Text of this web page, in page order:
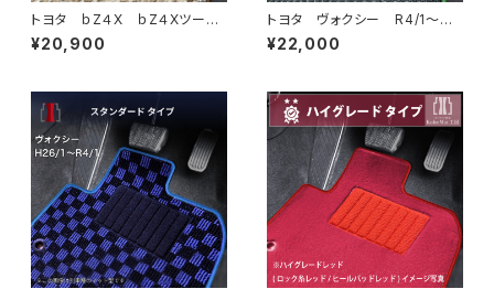
トヨタ ｂZ４X ｂZ４Xツーリ
ング R4/5~ XEAM10・XEA
M11・XEAM12・XEAM15・XEA
プ bz4x
¥20,900
トヨタ ヴォクシー R4/1〜
90系 ラゲッジ・ステップマット
付 フロアマット一式 カーマッ
¥22,000